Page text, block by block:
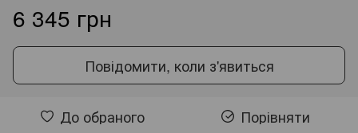
6 345 грн
Повідомити, коли з'явиться
До обраного Порівняти